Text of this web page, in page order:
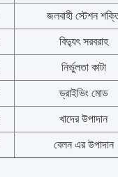
জলবাহী স্টেশন
বিদ্যুৎ সরবরাহ
নির্ভুলতা কাটা
ড্রাইভিং মোড
খাদের উপাদান
বেলন এর উপাদান